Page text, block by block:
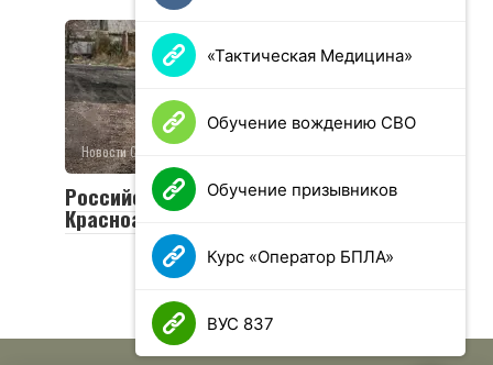
Новости СВО
Российская армия освободила
Красноармейск и Волчанск
«Тактическая Медицина»
Обучение вождению СВО
Обучение призывников
Курс «Оператор БПЛА»
ВУС 837